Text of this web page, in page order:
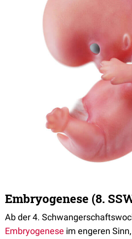
Embryogenese (8.
Ab der 4.
Embryogenese im engeren